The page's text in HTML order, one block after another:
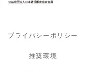
プライバシーポリシー
推奨環境